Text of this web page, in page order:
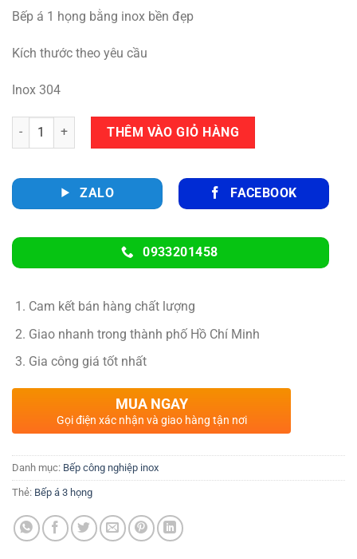
Bếp á 1 họng bằng inox bền đẹp
Kích thước theo yêu cầu
Inox 304
Số lượng THÊM VÀO GIỎ HÀNG
ZALO FACEBOOK
0933201458
Cam kết bán hàng chất lượng
Giao nhanh trong thành phố Hồ Chí Minh
Gia công giá tốt nhất
MUA NGAY
Gọi điện xác nhận và giao hàng tận nơi
Danh mục: Bếp công nghiệp inox
Thẻ: Bếp á 3 họng